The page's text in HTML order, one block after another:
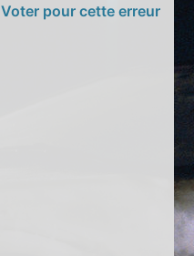
Voter pour cette erreur